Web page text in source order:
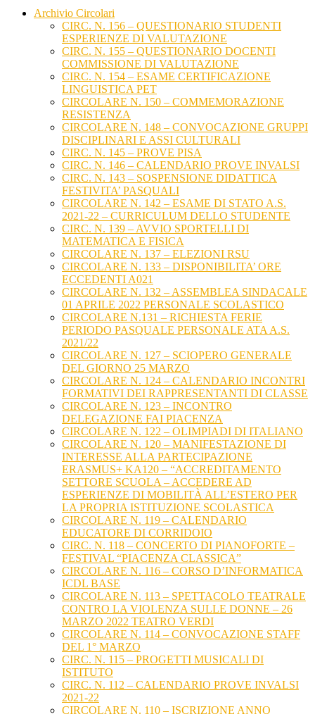
Archivio Circolari
CIRC. N. 156 – QUESTIONARIO STUDENTI
ESPERIENZE DI VALUTAZIONE
CIRC. N. 155 – QUESTIONARIO DOCENTI
COMMISSIONE DI VALUTAZIONE
CIRC. N. 154 – ESAME CERTIFICAZIONE
LINGUISTICA PET
CIRCOLARE N. 150 – COMMEMORAZIONE
RESISTENZA
CIRCOLARE N. 148 – CONVOCAZIONE GRUPPI
DISCIPLINARI E ASSI CULTURALI
CIRC. N. 145 – PROVE PISA
CIRC. N. 146 – CALENDARIO PROVE INVALSI
CIRC. N. 143 – SOSPENSIONE DIDATTICA
FESTIVITA’ PASQUALI
CIRCOLARE N. 142 – ESAME DI STATO A.S.
2021-22 – CURRICULUM DELLO STUDENTE
CIRC. N. 139 – AVVIO SPORTELLI DI
MATEMATICA E FISICA
CIRCOLARE N. 137 – ELEZIONI RSU
CIRCOLARE N. 133 – DISPONIBILITA’ ORE
ECCEDENTI A021
CIRCOLARE N. 132 – ASSEMBLEA SINDACALE
01 APRILE 2022 PERSONALE SCOLASTICO
CIRCOLARE N.131 – RICHIESTA FERIE
PERIODO PASQUALE PERSONALE ATA A.S.
2021/22
CIRCOLARE N. 127 – SCIOPERO GENERALE
DEL GIORNO 25 MARZO
CIRCOLARE N. 124 – CALENDARIO INCONTRI
FORMATIVI DEI RAPPRESENTANTI DI CLASSE
CIRCOLARE N. 123 – INCONTRO
DELEGAZIONE FAI PIACENZA
CIRCOLARE N. 122 – OLIMPIADI DI ITALIANO
CIRCOLARE N. 120 – MANIFESTAZIONE DI
INTERESSE ALLA PARTECIPAZIONE
ERASMUS+ KA120 – “ACCREDITAMENTO
SETTORE SCUOLA – ACCEDERE AD
ESPERIENZE DI MOBILITÀ ALL’ESTERO PER
LA PROPRIA ISTITUZIONE SCOLASTICA
CIRCOLARE N. 119 – CALENDARIO
EDUCATORE DI CORRIDOIO
CIRC. N. 118 – CONCERTO DI PIANOFORTE –
FESTIVAL “PIACENZA CLASSICA”
CIRCOLARE N. 116 – CORSO D’INFORMATICA
ICDL BASE
CIRCOLARE N. 113 – SPETTACOLO TEATRALE
CONTRO LA VIOLENZA SULLE DONNE – 26
MARZO 2022 TEATRO VERDI
CIRCOLARE N. 114 – CONVOCAZIONE STAFF
DEL 1° MARZO
CIRC. N. 115 – PROGETTI MUSICALI DI
ISTITUTO
CIRC. N. 112 – CALENDARIO PROVE INVALSI
2021-22
CIRCOLARE N. 110 – ISCRIZIONE ANNO